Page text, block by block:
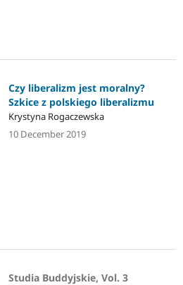
Czy liberalizm jest moralny?
Szkice z polskiego liberalizmu
Krystyna Rogaczewska
10 December 2019
Studia Buddyjskie, Vol. 3